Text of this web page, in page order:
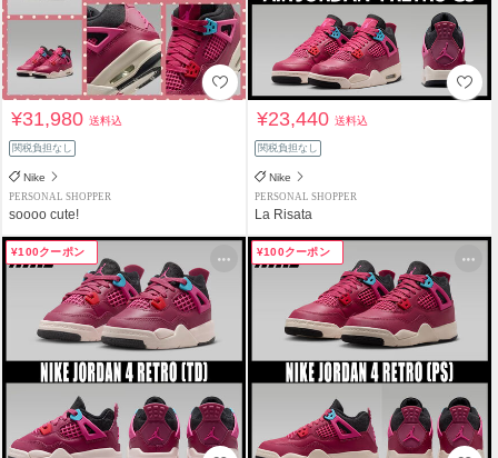
¥31,980送料込
関税負担なし
Nike
PERSONAL SHOPPER
soooo cute!
¥23,440送料込
関税負担なし
Nike
PERSONAL SHOPPER
La Risata
¥100クーポン ¥100クーポン